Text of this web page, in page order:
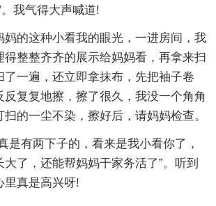
我气得大声喊道!
妈的这种小看我的眼光，一进房间，我
得整整齐齐的展示给妈妈看，再拿来扫
了一遍，还立即拿抹布，先把袖子卷
反复复地擦，擦了很久，我没一个角角
的一尘不染，擦好后，请妈妈检查。
是有两下子的，看来是我小看你了，
了，还能帮妈妈干家务活了”。听到
里真是高兴呀!